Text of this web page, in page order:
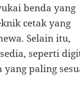
benda yang
cetak yang
Selain itu,
seperti
paling